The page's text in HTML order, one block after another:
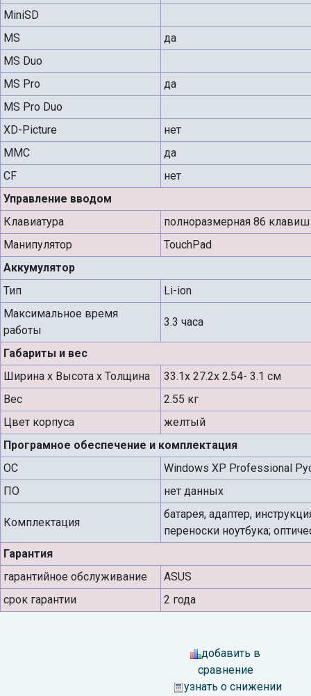
MiniSD
MS
да
MS Duo
MS Pro
да
MS Pro Duo
XD-Picture
нет
MMC
да
CF
нет
Управление вводом
Клавиатура
полноразмерная 86 клавиш
Манипулятор
TouchPad
Аккумулятор
Тип
Li-ion
Максимальное время
работы
3.3 часа
Габариты и вес
Ширина х Высота х Толщина
33.1x 27.2x 2.54- 3.1 см
Вес
2.55 кг
Цвет корпуса
желтый
Програмное обеспечение и комплектация
ОС
Windows XP Professional
ПО
нет данных
Комплектация
батарея, адаптер,
переноски ноутбука;
Гарантия
гарантийное обслуживание
ASUS
срок гарантии
2 года
добавить в
сравнение
узнать о снижении